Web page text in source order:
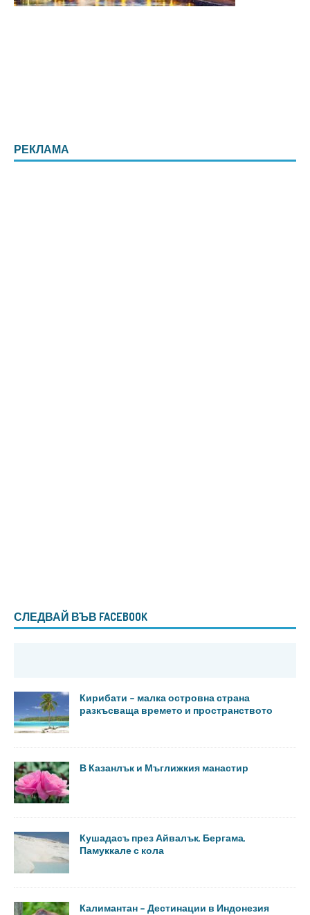
РЕКЛАМА
СЛЕДВАЙ ВЪВ FACEBOOK
Кирибати – малка островна страна
разкъсваща времето и пространството
В Казанлък и Мъглижкия манастир
Кушадасъ през Айвалък, Бергама,
Памуккале с кола
Калимантан – Дестинации в Индонезия